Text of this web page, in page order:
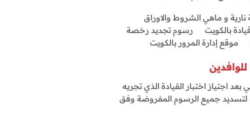
و ماهي الشروط والاوراق
بالكويت رسوم تجديد رخصة
إدارة المرور بالكويت
اجتياز اختبار القيادة الذي تجريه
لتسديد جميع الرسوم المفروضة وفق